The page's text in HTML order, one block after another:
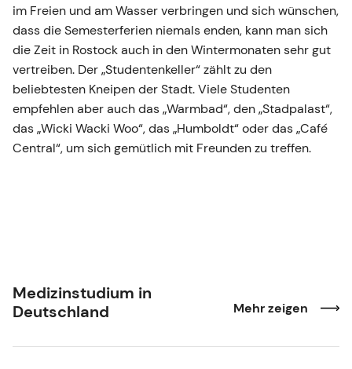
im Freien und am Wasser verbringen und sich wünschen,
dass die Semesterferien niemals enden, kann man sich
die Zeit in Rostock auch in den Wintermonaten sehr gut
vertreiben. Der „Studentenkeller“ zählt zu den
beliebtesten Kneipen der Stadt. Viele Studenten
empfehlen aber auch das „Warmbad“, den „Stadpalast“,
das „Wicki Wacki Woo“, das „Humboldt“ oder das „Café
Central“, um sich gemütlich mit Freunden zu treffen.
Medizinstudium in
Deutschland
Mehr zeigen